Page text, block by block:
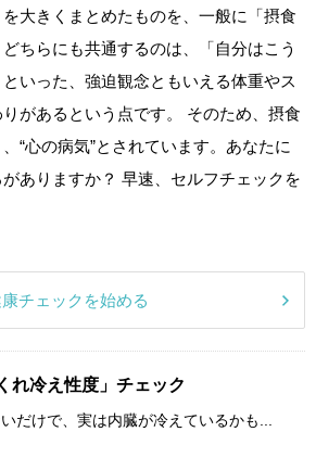
大きくまとめたものを、一般に「摂食
ちらにも共通するのは、「自分はこう
いった、強迫観念ともいえる体重やス
があるという点です。 そのため、摂食
“心の病気”とされています。あなたに
ありますか？ 早速、セルフチェックを
チェックを始める
れ冷え性度」チェック
だけで、実は内臓が冷えているかも...